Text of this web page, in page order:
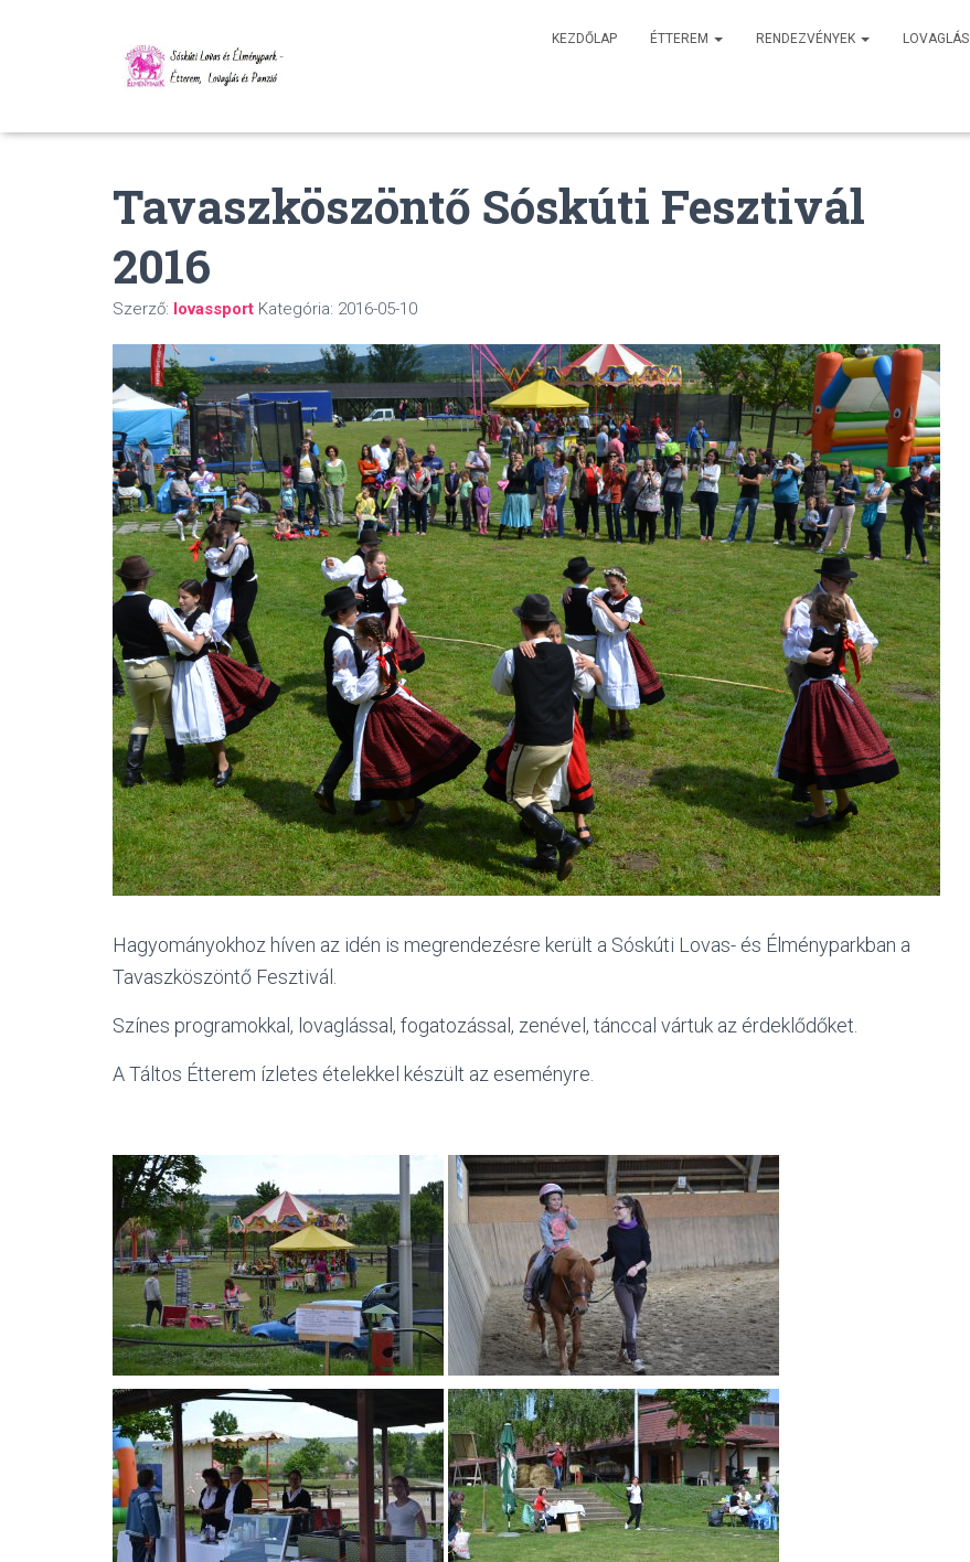
KEZDŐLAP ÉTTEREM RENDEZVÉNYEK LOVAGLÁS
Tavaszköszöntő Sóskúti Fesztivál
2016
Szerző: lovassport Kategória: 2016-05-10
Hagyományokhoz híven az idén is megrendezésre került a Sóskúti Lovas- és Élményparkban a
Tavaszköszöntő Fesztivál.
Színes programokkal, lovaglással, fogatozással, zenével, tánccal vártuk az érdeklődőket.
A Táltos Étterem ízletes ételekkel készült az eseményre.